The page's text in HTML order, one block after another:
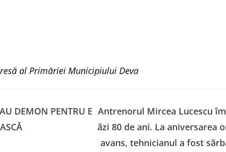
al Primăriei Municipiului Deva
DEMON PENTRU E Antrenorul Mircea Lucescu
ăzi 80 de ani. La aniversarea
avans, tehnicianul a fost